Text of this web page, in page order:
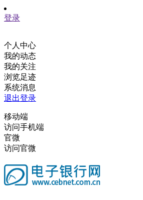
登录
个人中心
我的动态
我的关注
浏览足迹
系统消息
退出登录
移动端
访问手机端
官微
访问官微